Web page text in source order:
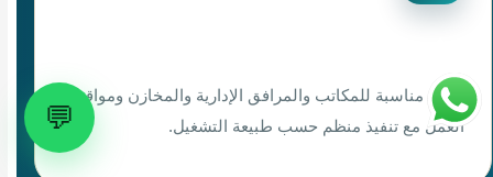
خدمة مناسبة للمكاتب والمرافق الإدارية والمخازن ومواقع
العمل مع تنفيذ منظم حسب طبيعة التشغيل.
💬